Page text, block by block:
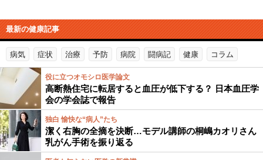
最新の健康記事
病気 症状 治療 予防 病院 闘病記 健康 コラム
役に立つオモシロ医学論文
高断熱住宅に転居すると血圧が低下する？ 日本血圧学
会の学会誌で報告
独白 愉快な“病人”たち
潔く右胸の全摘を決断…モデル講師の桐嶋カオリさん
乳がん手術を振り返る